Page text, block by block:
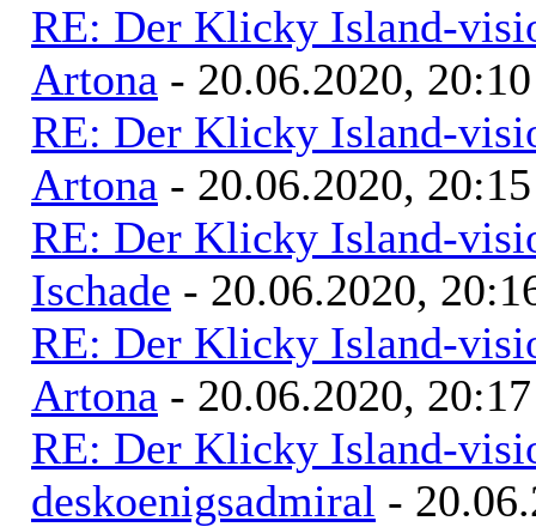
RE: Der Klicky Island-
Artona - 20.06.2020, 20:10
RE: Der Klicky Island-
Artona - 20.06.2020, 20:15
RE: Der Klicky Island-
Ischade - 20.06.2020,
RE: Der Klicky Island-
Artona - 20.06.2020, 20:17
RE: Der Klicky Island-
deskoenigsadmiral -